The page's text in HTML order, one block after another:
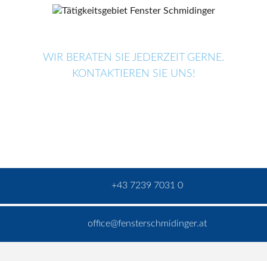
WIR BERATEN SIE JEDERZEIT GERNE.
KONTAKTIEREN SIE UNS!
+43 7239 7031 0
office@fensterschmidinger.at